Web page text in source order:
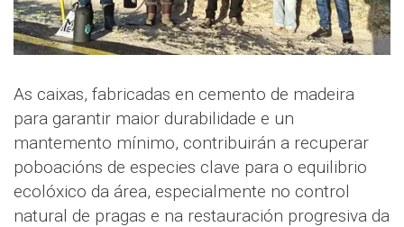
As caixas, fabricadas en cemento de madeira
para garantir maior durabilidade e un
mantemento mínimo, contribuirán a recuperar
poboacións de especies clave para o equilibrio
ecolóxico da área, especialmente no control
natural de pragas e na restauración progresiva da